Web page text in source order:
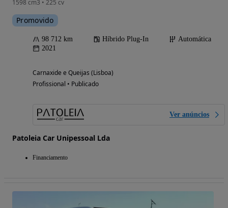
1598 cm3 • 225 cv
Promovido
98 712 km Híbrido Plug-In
Automática
2021
Carnaxide e Queijas (Lisboa)
Profissional • Publicado
Ver anúncios
Patoleia Car Unipessoal Lda
Financiamento